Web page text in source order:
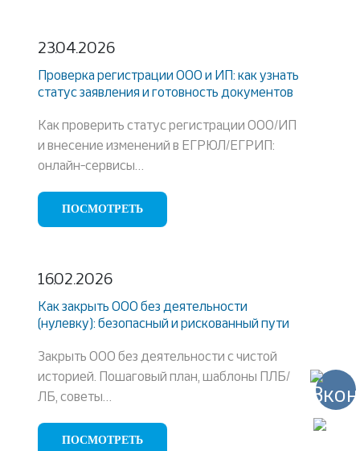
23.04.2026
Проверка регистрации ООО и ИП: как узнать
статус заявления и готовность документов
Как проверить статус регистрации ООО/ИП
и внесение изменений в ЕГРЮЛ/ЕГРИП:
онлайн-сервисы…
ПОСМОТРЕТЬ
16.02.2026
Как закрыть ООО без деятельности
(нулевку): безопасный и рискованный пути
Закрыть ООО без деятельности с чистой
историей. Пошаговый план, шаблоны ПЛБ/
ЛБ, советы…
ПОСМОТРЕТЬ